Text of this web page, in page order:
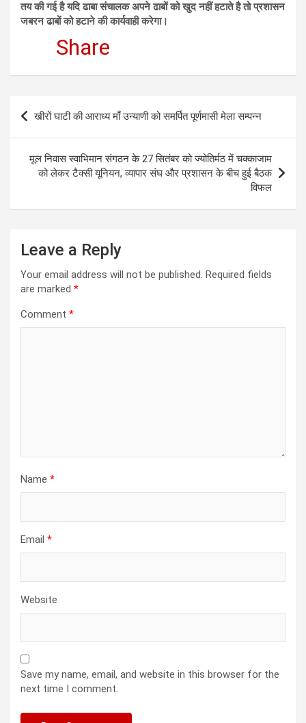
तय की गई है यदि ढाबा संचालक अपने ढाबों को खुद नहीं हटाते है तो प्रशासन
जबरन ढाबों को हटाने की कार्यवाही करेगा।
Share
Post
navigation
खीरों घाटी की आराध्य माँ उन्याणी को समर्पित पूर्णमासी मेला सम्पन्न
मूल निवास स्वाभिमान संगठन के 27 सितंबर को ज्योतिर्मठ में चक्काजाम
को लेकर टैक्सी यूनियन, व्यापार संघ और प्रशासन के बीच हुई बैठक
विफल
Leave a Reply
Your email address will not be published. Required fields
are marked *
Comment *
Name *
Email *
Website
Save my name, email, and website in this browser for the
next time I comment.